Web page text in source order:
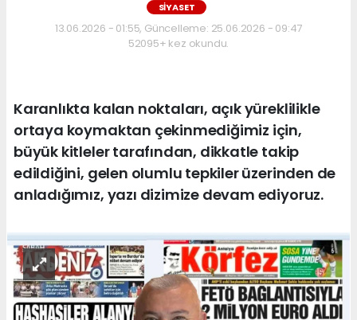
SİYASET
13.06.2026 - 01:55, Güncelleme: 25.06.2026 - 09:47
52095+ kez okundu.
Karanlıkta kalan noktaları, açık yüreklilikle
ortaya koymaktan çekinmediğimiz için,
büyük kitleler tarafından, dikkatle takip
edildiğini, gelen olumlu tepkiler üzerinden de
anladığımız, yazı dizimize devam ediyoruz.